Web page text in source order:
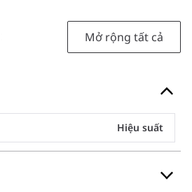
Mở rộng tất cả
Hiệu suất